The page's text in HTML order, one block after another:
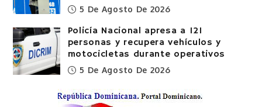
5 De Agosto De 2026
Policía Nacional apresa a 121
personas y recupera vehículos y
motocicletas durante operativos
5 De Agosto De 2026